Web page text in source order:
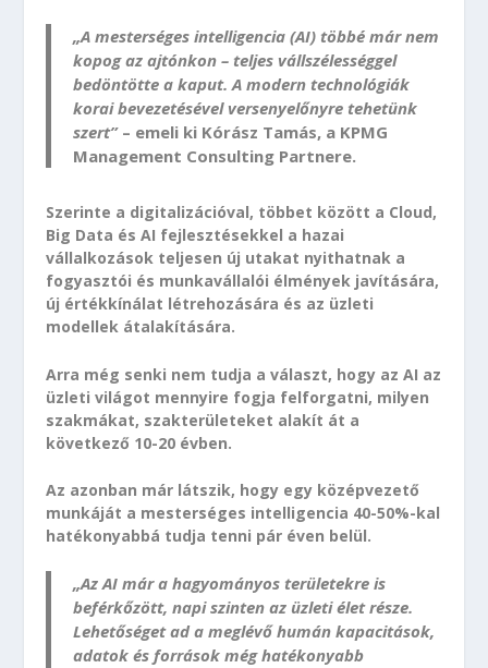
„A mesterséges intelligencia (AI) többé már nem
kopog az ajtónkon – teljes vállszélességgel
bedöntötte a kaput. A modern technológiák
korai bevezetésével versenyelőnyre tehetünk
szert” – emeli ki Kórász Tamás, a KPMG
Management Consulting Partnere.
Szerinte a digitalizációval, többet között a Cloud,
Big Data és AI fejlesztésekkel a hazai
vállalkozások teljesen új utakat nyithatnak a
fogyasztói és munkavállalói élmények javítására,
új értékkínálat létrehozására és az üzleti
modellek átalakítására.
Arra még senki nem tudja a választ, hogy az AI az
üzleti világot mennyire fogja felforgatni, milyen
szakmákat, szakterületeket alakít át a
következő 10-20 évben.
Az azonban már látszik, hogy egy középvezető
munkáját a mesterséges intelligencia 40-50%-kal
hatékonyabbá tudja tenni pár éven belül.
„Az AI már a hagyományos területekre is
beférkőzött, napi szinten az üzleti élet része.
Lehetőséget ad a meglévő humán kapacitások,
adatok és források még hatékonyabb